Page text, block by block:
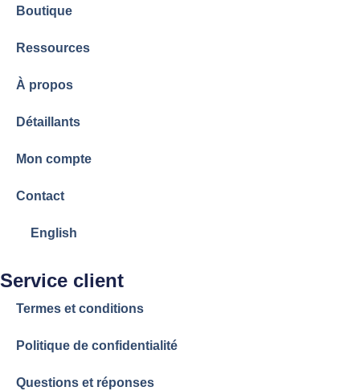
Boutique
Ressources
À propos
Détaillants
Mon compte
Contact
English
Service client
Termes et conditions
Politique de confidentialité
Questions et réponses